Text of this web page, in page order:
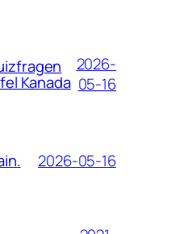
Kanada
2026-
05-16
2026-05-16